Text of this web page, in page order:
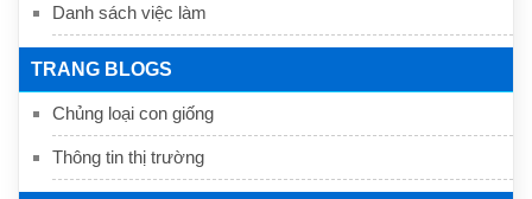
Danh sách việc làm
TRANG BLOGS
Chủng loại con giống
Thông tin thị trường